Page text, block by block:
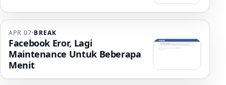
APR 07·BREAK
Facebook Eror, Lagi
Maintenance Untuk Beberapa
Menit